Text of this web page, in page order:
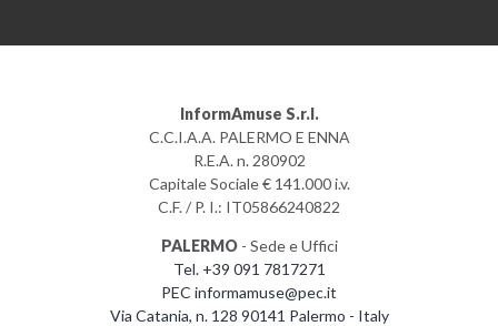
InformAmuse S.r.l.
C.C.I.A.A. PALERMO E ENNA
R.E.A. n. 280902
Capitale Sociale € 141.000 i.v.
C.F. / P. I.: IT05866240822
PALERMO- Sede e Uffici
Tel. +39 091 7817271
PEC informamuse@pec.it
Via Catania, n. 128 90141 Palermo - Italy